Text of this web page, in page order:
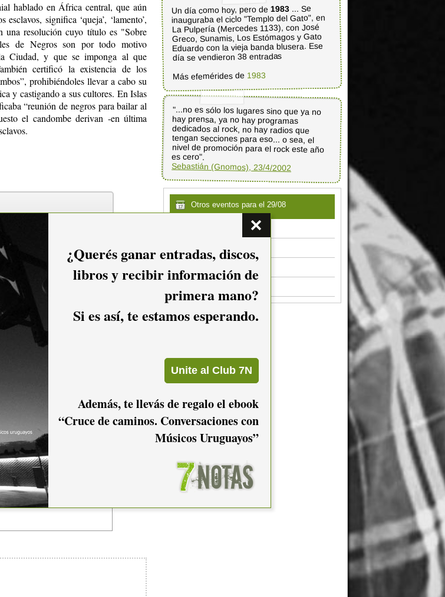
hablado en África central, que aún
significa ‘queja’, ‘lamento’,
una resolución cuyo título es "Sobre
de Negros son por todo motivo
Ciudad, y que se imponga al que
certificó la existencia de los
prohibiéndoles llevar a cabo su
y castigando a sus cultores. En Islas
“reunión de negros para bailar al
el candombe derivan -en última
Un día como hoy, pero de1983 ... Se
inauguraba el ciclo "Templo del Gato", en
La Pulpería (Mercedes 1133), con José
Greco, Sunamis, Los Estómagos y Gato
Eduardo con la vieja banda blusera. Ese
día se vendieron 38 entradas
Más efemérides de 1983
"...no es sólo los lugares sino que ya no
hay prensa, ya no hay programas
dedicados al rock, no hay radios que
tengan secciones para eso... o sea, el
nivel de promoción para el rock este año
es cero".
Sebastián (Gnomos), 23/4/2002
Otros eventos para el 29/08
Milongas al Mediodía
¿Querés ganar entradas, discos,
libros y recibir información de
primera mano?
Si es así, te estamos esperando.
Además, te llevás de regalo el ebook
“Cruce de caminos. Conversaciones con
Músicos Uruguayos”